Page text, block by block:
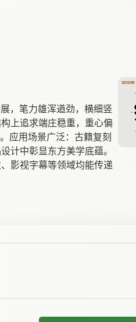
，笔力雄浑遒劲，横细竖
上追求端庄稳重，重心偏
应用场景广泛：古籍复刻
计中彰显东方美学底蕴。
影视字幕等领域均能传递